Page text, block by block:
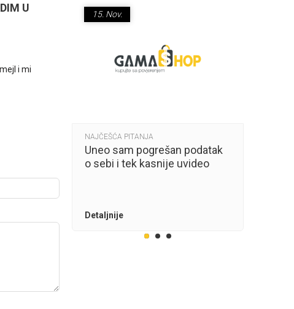
U
i mi
15. Nov.
NAJČEŠĆA PITANJA
Uneo sam pogrešan podatak
o sebi i tek kasnije uvideo
Detaljnije
1 2 3